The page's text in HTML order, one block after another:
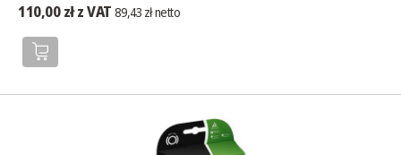
110,00 zł z VAT 89,43 zł netto